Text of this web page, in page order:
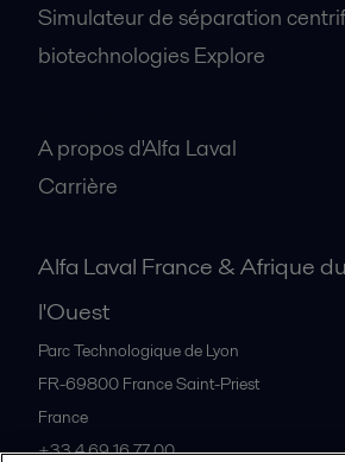
Simulateur de séparation
biotechnologies Explore
A propos d'Alfa Laval
Carrière
Alfa Laval France & Afrique
l'Ouest
Parc Technologique de Lyon
FR-69800 France Saint-Priest
France
+33 4 69 16 77 00